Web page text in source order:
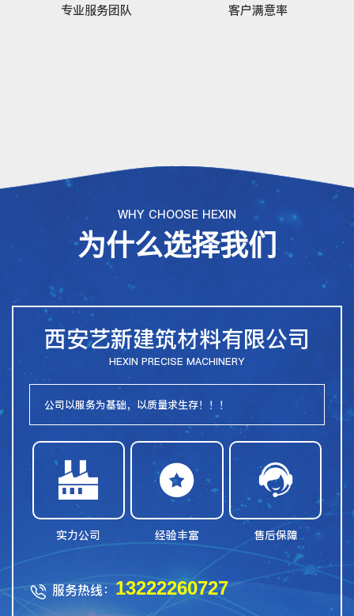
专业服务团队 客户满意率
WHY CHOOSE HEXIN
为什么选择我们
西安艺新建筑材料有限公司
HEXIN PRECISE MACHINERY
公司以服务为基础，以质量求生存！！！

实力公司

经验丰富

售后保障
 服务热线： 13222260727